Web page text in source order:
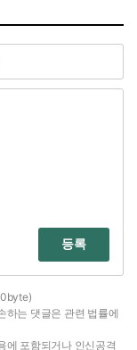
등록
하는 댓글은 관련 법률에
에 포함되거나 인신공격